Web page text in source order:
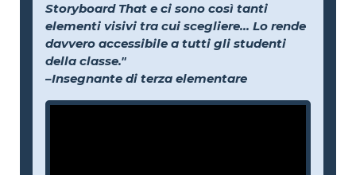
Storyboard That e ci sono così tanti
elementi visivi tra cui scegliere... Lo rende
davvero accessibile a tutti gli studenti
della classe."
–Insegnante di terza elementare